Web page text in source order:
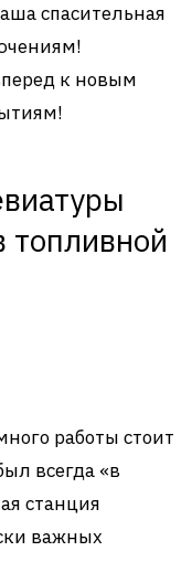
спасительная
к новым
топливной
работы стоит
всегда «в
станция
важных